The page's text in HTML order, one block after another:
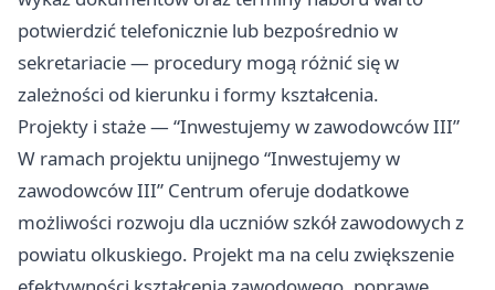
potwierdzić telefonicznie lub bezpośrednio w
sekretariacie — procedury mogą różnić się w
zależności od kierunku i formy kształcenia.
Projekty i staże — “Inwestujemy w zawodowców III”
W ramach projektu unijnego “Inwestujemy w
zawodowców III” Centrum oferuje dodatkowe
możliwości rozwoju dla uczniów szkół zawodowych z
powiatu olkuskiego. Projekt ma na celu zwiększenie